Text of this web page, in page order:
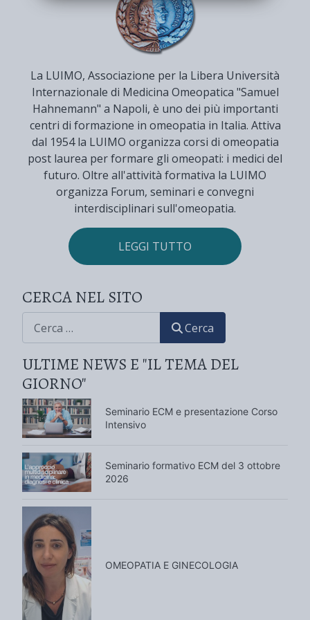
La LUIMO, Associazione per la Libera Università
Internazionale di Medicina Omeopatica "Samuel
Hahnemann" a Napoli, è uno dei più importanti
centri di formazione in omeopatia in Italia. Attiva
dal 1954 la LUIMO organizza corsi di omeopatia
post laurea per formare gli omeopati: i medici del
futuro. Oltre all'attività formativa la LUIMO
organizza Forum, seminari e convegni
interdisciplinari sull'omeopatia.
LEGGI TUTTO
CERCA NEL SITO
Cerca
ULTIME NEWS E "IL TEMA DEL
GIORNO"
Seminario ECM e presentazione Corso
Intensivo
Seminario formativo ECM del 3 ottobre
2026
OMEOPATIA E GINECOLOGIA